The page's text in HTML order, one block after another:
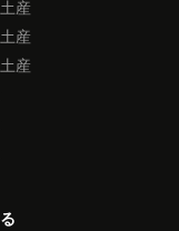
産
産
産